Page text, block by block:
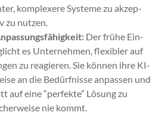
kom­plexere Sys­teme zu akzep­
zu nutzen.
Der frühe Ein­
es Unternehmen, flex­i­bler auf
zu reagieren. Sie kön­nen ihre KI-
an die Bedürfnisse anpassen und
auf eine “per­fek­te” Lösung zu
nie kommt.